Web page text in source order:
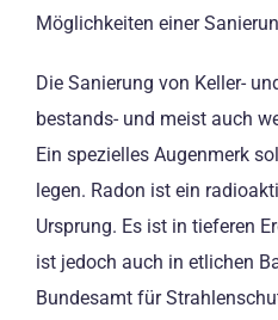
Möglichkeiten einer
Die Sanierung von Keller-
bestands- und meist auch
Ein spezielles Augenmerk
legen. Radon ist ein
Ursprung. Es ist in tieferen
ist jedoch auch in etlichen
Bundesamt für